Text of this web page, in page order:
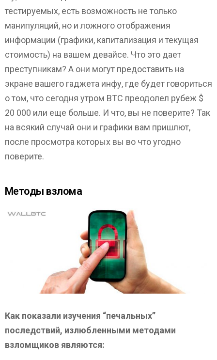
тестируемых, есть возможность не только
манипуляций, но и ложного отображения
информации (графики, капитализация и текущая
стоимость) на вашем девайсе. Что это дает
преступникам? А они могут предоставить на
экране вашего гаджета инфу, где будет говориться
о том, что сегодня утром ВТС преодолел рубеж $
20 000 или еще больше. И что, вы не поверите? Так
на всякий случай они и графики вам пришлют,
после просмотра которых вы во что угодно
поверите.
Методы взлома
Как показали изучения “печальных”
последствий, излюбленными методами
взломщиков являются: